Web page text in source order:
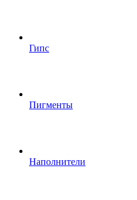
Гипс
Пигменты
Наполнители